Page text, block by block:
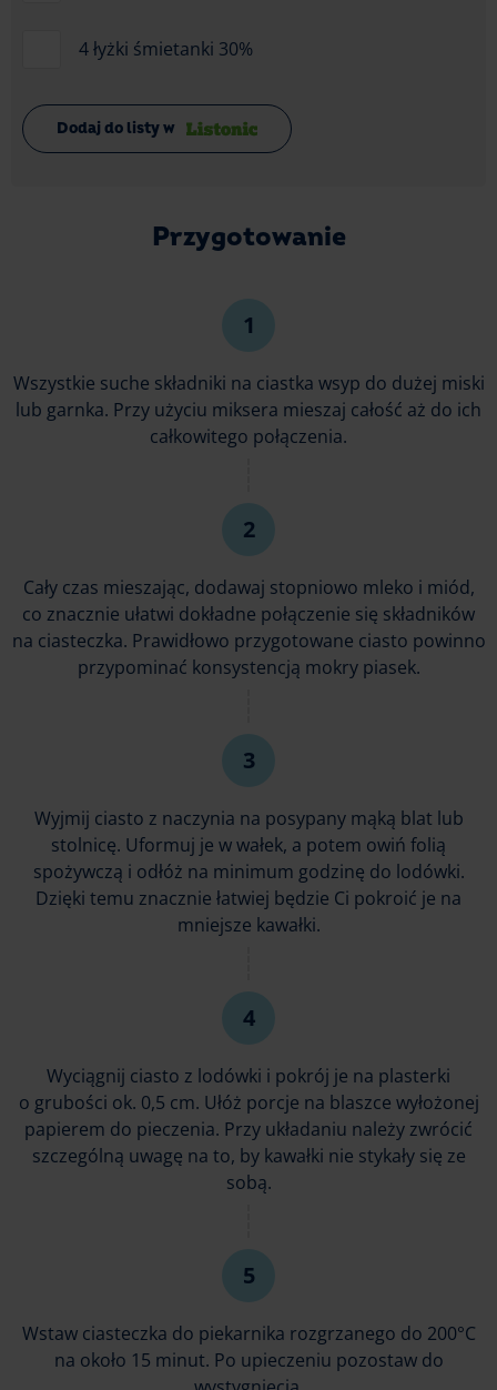
4 łyżki śmietanki 30%
Dodaj do listy w
Przygotowanie
Wszystkie suche składniki na ciastka wsyp do dużej miski
lub garnka. Przy użyciu miksera mieszaj całość aż do ich
całkowitego połączenia.
Cały czas mieszając, dodawaj stopniowo mleko i miód,
co znacznie ułatwi dokładne połączenie się składników
na ciasteczka. Prawidłowo przygotowane ciasto powinno
przypominać konsystencją mokry piasek.
Wyjmij ciasto z naczynia na posypany mąką blat lub
stolnicę. Uformuj je w wałek, a potem owiń folią
spożywczą i odłóż na minimum godzinę do lodówki.
Dzięki temu znacznie łatwiej będzie Ci pokroić je na
mniejsze kawałki.
Wyciągnij ciasto z lodówki i pokrój je na plasterki
o grubości ok. 0,5 cm. Ułóż porcje na blaszce wyłożonej
papierem do pieczenia. Przy układaniu należy zwrócić
szczególną uwagę na to, by kawałki nie stykały się ze
sobą.
Wstaw ciasteczka do piekarnika rozgrzanego do 200°C
na około 15 minut. Po upieczeniu pozostaw do